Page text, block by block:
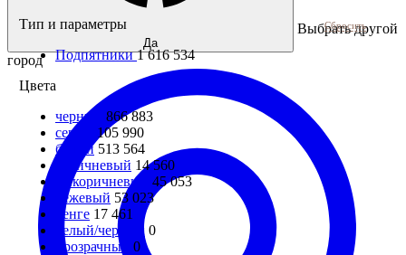
Да
Выбрать другой
город
Тип и параметры Сбросить
Подпятники1 616 534
Цвета
черный
866 883
серый
105 990
белый 513 564
коричневый 14 560
св.коричневый
45 053
бежевый 53 023
венге 17 461
белый/черный 0
прозрачный
0